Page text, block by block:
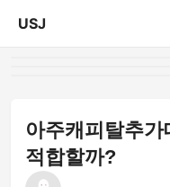
USJ
아주캐피탈추가
적합할까?